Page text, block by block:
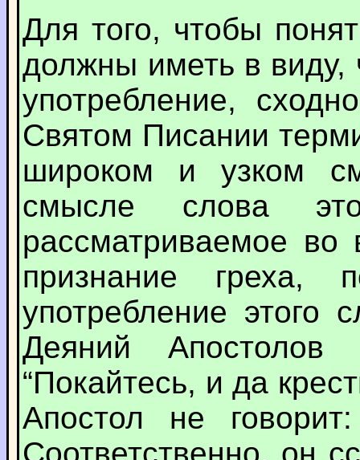
Для того, чтобы
должны иметь в виду,
употребление,
Святом Писании
широком и узком
смысле слова
рассматриваемое во
признание греха,
употребление этого
Деяний
“Покайтесь, и да
Апостол не